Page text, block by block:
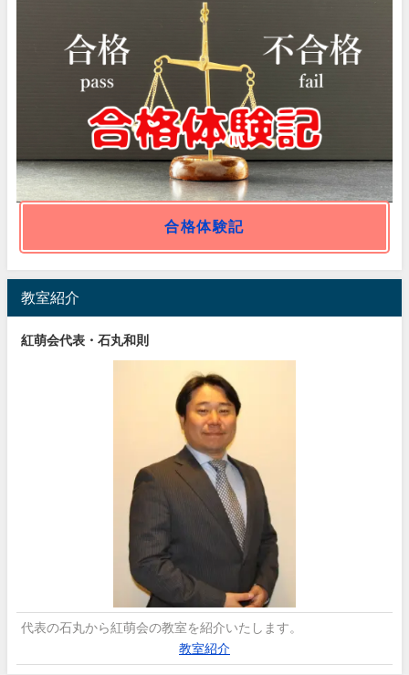
合格体験記
教室紹介
紅萌会代表・石丸和則
代表の石丸から紅萌会の教室を紹介いたします。
教室紹介